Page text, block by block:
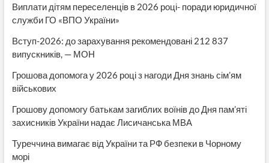
Виплати дітям переселенців в 2026 році- поради юридичної
служби ГО «ВПО України»
Вступ-2026: до зарахування рекомендовані 212 837
випускників, — МОН
Грошова допомога у 2026 році з нагоди Дня знань сім’ям
військових
Грошову допомогу батькам загиблих воїнів до Дня пам’яті
захисників України надає Лисичанська МВА
Туреччина вимагає від України та РФ безпеки в Чорному
морі